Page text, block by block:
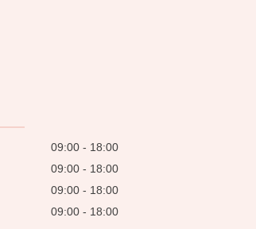
09:00
18:00
09:00
18:00
09:00
18:00
09:00
18:00